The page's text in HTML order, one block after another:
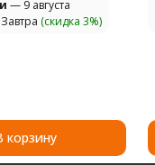
— 9 августа
(скидка 3%)
корзину